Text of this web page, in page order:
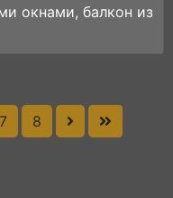
окнами, балкон из
7 8